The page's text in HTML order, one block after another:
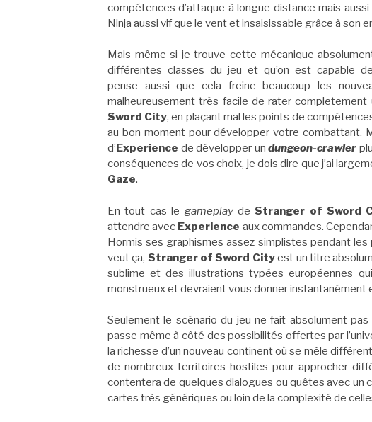
compétences d’attaque à longue distance mais
Ninja aussi vif que le vent et insaisissable grâce à son
Mais même si je trouve cette mécanique
différentes classes du jeu et qu’on est capable
pense aussi que cela freine beaucoup les
malheureusement très facile de rater completement
Sword City, en plaçant mal les points de
au bon moment pour développer votre combattant.
d’ Experience de développer undungeon-crawler
conséquences de vos choix, je dois dire que j’ai
Gaze.
En tout cas le gameplayde Stranger of Sword
attendre avec Experience aux commandes.
Hormis ses graphismes assez simplistes pendant les
veut ça, Stranger of Sword Cityest un titre
sublime et des illustrations typées européennes
monstrueux et devraient vous donner instantanément
Seulement le scénario du jeu ne fait absolument
passe même à côté des possibilités offertes par
la richesse d’un nouveau continent où se mêle
de nombreux territoires hostiles pour approcher
contentera de quelques dialogues ou quêtes avec un
cartes très génériques ou loin de la complexité de